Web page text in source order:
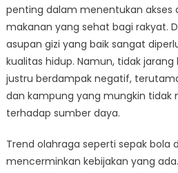
penting dalam menentukan akses
makanan yang sehat bagi rakyat.
asupan gizi yang baik sangat
kualitas hidup. Namun, tidak
justru berdampak negatif,
dan kampung yang mungkin tidak
terhadap sumber daya.
Trend olahraga seperti sepak bola
mencerminkan kebijakan yang